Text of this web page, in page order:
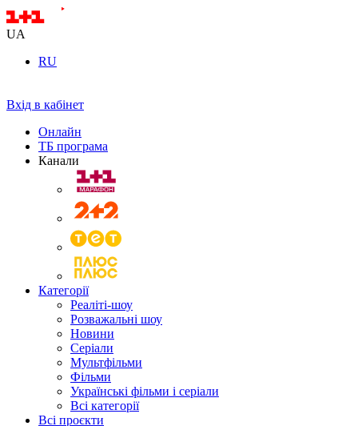
UA
RU
Вхід в кабінет
Онлайн
ТБ програма
Канали
Категорії
Реаліті-шоу
Розважальні шоу
Новини
Серіали
Мультфільми
Фільми
Українські фільми і серіали
Всі категорії
Всі проєкти